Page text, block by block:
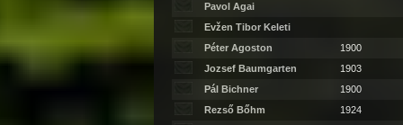
Pavol Agai
Evžen Tibor Keleti
Péter Agoston
1900
Jozsef Baumgarten
1903
Pál Bichner
1900
Rezső Bőhm
1924